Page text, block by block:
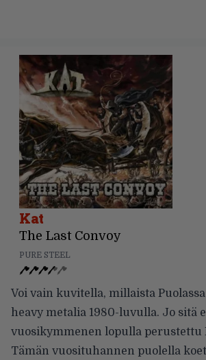
Kat
The Last Convoy
PURE STEEL
Voi vain kuvitella, millaista
heavy metalia 1980-luvulla. Jo sitä
vuosikymmenen lopulla perustettu
Tämän vuosituhannen puolella